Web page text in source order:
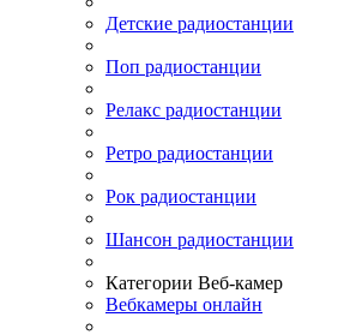
Детские радиостанции
Поп радиостанции
Релакс радиостанции
Ретро радиостанции
Рок радиостанции
Шансон радиостанции
Категории Веб-камер
Вебкамеры онлайн